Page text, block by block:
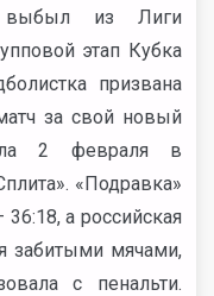
выбыл из Лиги
этап Кубка
призвана
за свой новый
2 февраля в
«Подравка»
а российская
забитыми мячами,
с пенальти.